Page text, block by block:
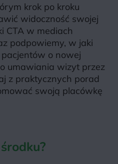
krok po kroku
widoczność swojej
CTA w mediach
podpowiemy, w jaki
o nowej
umawiania wizyt przez
z praktycznych porad
swoją placówkę